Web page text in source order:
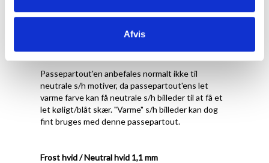
Afvis
porcelænshvid med struktur, hvilket gør den
velegnet til motiver, der har varme farver og/eller
hvid.
Passepartout'en anbefales normalt ikke til
neutrale s/h motiver, da passepartout'ens let
varme farve kan få neutrale s/h billeder til at få et
let køligt/blåt skær. "Varme" s/h billeder kan dog
fint bruges med denne passepartout.
Frost hvid / Neutral hvid 1,1 mm